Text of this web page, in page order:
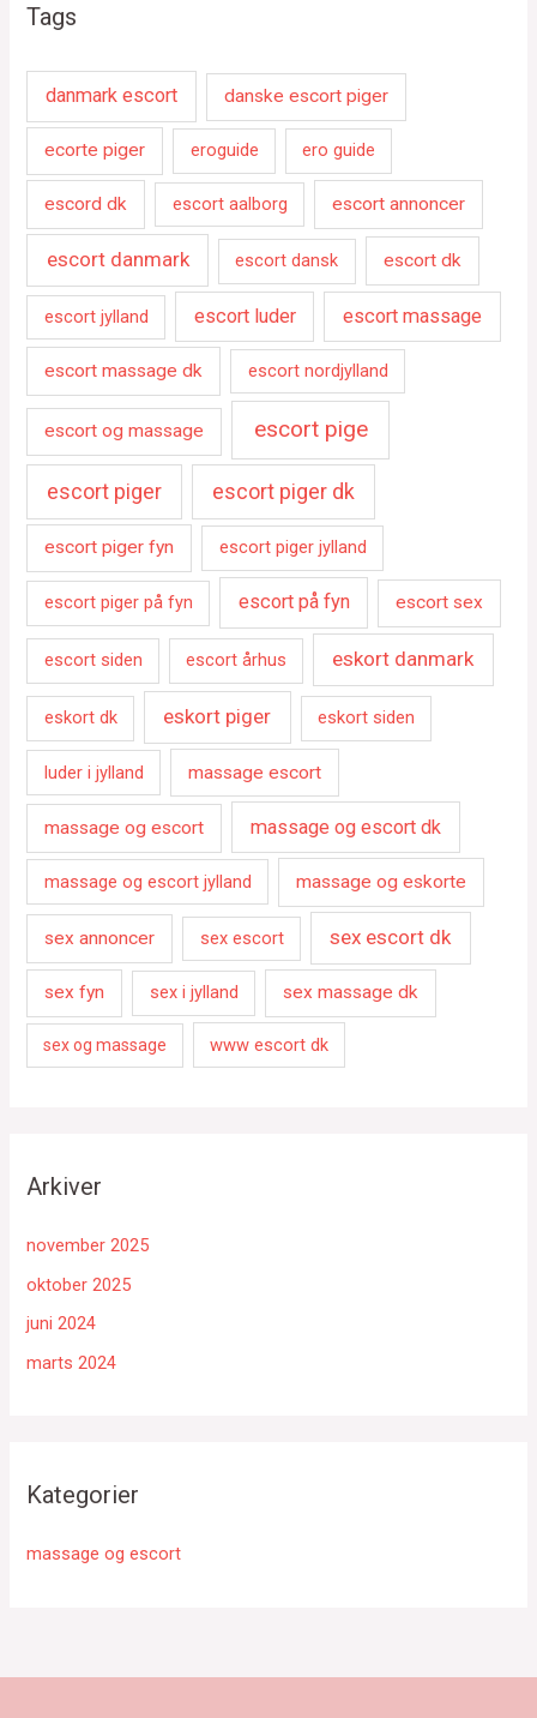
Tags
danmark escort danske escort piger
ecorte piger eroguide ero guide
escord dk escort aalborg escort annoncer
escort danmark escort dansk escort dk
escort jylland escort luder escort massage
escort massage dk escort nordjylland
escort og massage escort pige
escort piger escort piger dk
escort piger fyn escort piger jylland
escort piger på fyn escort på fyn escort sex
escort siden escort århus eskort danmark
eskort dk eskort piger eskort siden
luder i jylland massage escort
massage og escort massage og escort dk
massage og escort jylland massage og eskorte
sex annoncer sex escort sex escort dk
sex fyn sex i jylland sex massage dk
sex og massage www escort dk
Arkiver
november 2025
oktober 2025
juni 2024
marts 2024
Kategorier
massage og escort